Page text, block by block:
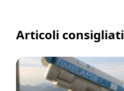
Articoli consigliati